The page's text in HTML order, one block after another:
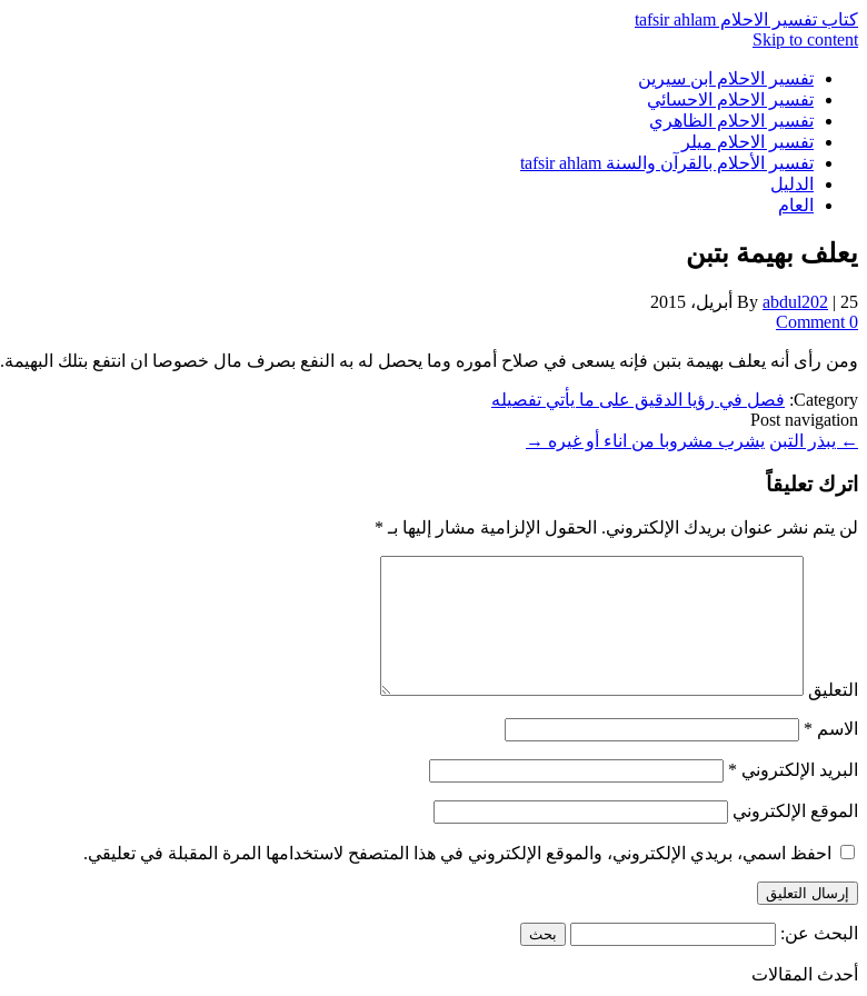
كتاب تفسير الاحلام tafsir ahlam
Skip to content
تفسير الاحلام ابن سيرين
تفسير الاحلام الاحسائي
تفسير الاحلام الظاهري
تفسير الاحلام ميلر
تفسير الأحلام بالقرآن والسنة tafsir ahlam
الدليل
العام
يعلف بهيمة بتبن
By abdul202 | 25 أبريل، 2015
0 Comment
ومن رأى أنه يعلف بهيمة بتبن فإنه يسعى في صلاح أموره وما يحصل له به النفع بصرف مال خصوصا ان انتفع بتلك البهيمة.
Category: فصل في رؤيا الدقيق على ما يأتي تفصيله
Post navigation
← يبذر التبن يشرب مشروبا من اناء أو غيره →
اترك تعليقاً
لن يتم نشر عنوان بريدك الإلكتروني. الحقول الإلزامية مشار إليها بـ *
التعليق
الاسم *
البريد الإلكتروني *
الموقع الإلكتروني
احفظ اسمي، بريدي الإلكتروني، والموقع الإلكتروني في هذا المتصفح لاستخدامها المرة المقبلة في تعليقي.
البحث عن:
أحدث المقالات